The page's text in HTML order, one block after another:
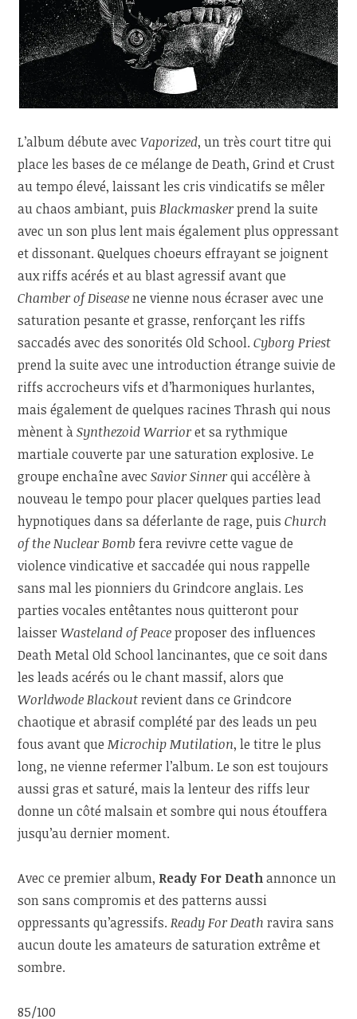
L’album débute avecVaporized, un très court titre qui
place les bases de ce mélange de Death, Grind et Crust
au tempo élevé, laissant les cris vindicatifs se mêler
au chaos ambiant, puisBlackmaskerprend la suite
avec un son plus lent mais également plus oppressant
et dissonant. Quelques choeurs effrayant se joignent
aux riffs acérés et au blast agressif avant que
Chamber of Diseasene vienne nous écraser avec une
saturation pesante et grasse, renforçant les riffs
saccadés avec des sonorités Old School.Cyborg Priest
prend la suite avec une introduction étrange suivie de
riffs accrocheurs vifs et d’harmoniques hurlantes,
mais également de quelques racines Thrash qui nous
mènent àSynthezoid Warrioret sa rythmique
martiale couverte par une saturation explosive. Le
groupe enchaîne avecSavior Sinnerqui accélère à
nouveau le tempo pour placer quelques parties lead
hypnotiques dans sa déferlante de rage, puisChurch
of the Nuclear Bomb fera revivre cette vague de
violence vindicative et saccadée qui nous rappelle
sans mal les pionniers du Grindcore anglais. Les
parties vocales entêtantes nous quitteront pour
laisserWasteland of Peaceproposer des influences
Death Metal Old School lancinantes, que ce soit dans
les leads acérés ou le chant massif, alors que
Worldwode Blackoutrevient dans ce Grindcore
chaotique et abrasif complété par des leads un peu
fous avant queMicrochip Mutilation, le titre le plus
long, ne vienne refermer l’album. Le son est toujours
aussi gras et saturé, mais la lenteur des riffs leur
donne un côté malsain et sombre qui nous étouffera
jusqu’au dernier moment.
Avec ce premier album, Ready For Deathannonce un
son sans compromis et des patterns aussi
oppressants qu’agressifs.Ready For Death ravira sans
aucun doute les amateurs de saturation extrême et
sombre.
85/100